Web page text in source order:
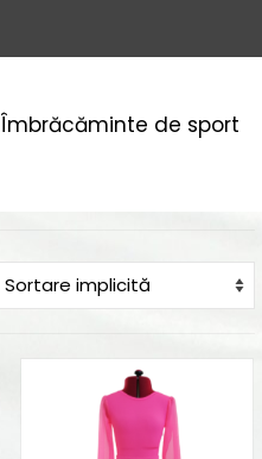
Îmbrăcăminte de sport